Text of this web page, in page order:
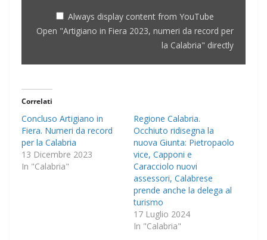
record
la
from
YouTube
Always display content from YouTube
Open "Artigiano in Fiera 2023, numeri da record per
la Calabria" directly
Correlati
Concluso Artigiano in
Fiera. Numeri da record
per la Calabria
13 Dicembre 2023
In "Calabria"
Regione Calabria.
Occhiuto ridisegna la
nuova Giunta: Pietropaolo
vice, Capponi e
Caracciolo nuovi
assessori, Calabrese
prende anche la delega al
turismo
17 Luglio 2024
In "Calabria"